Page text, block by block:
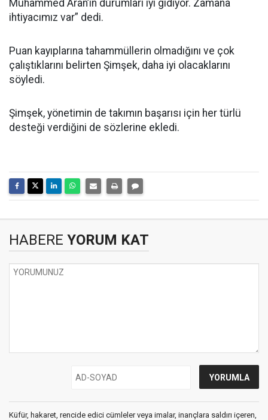
Muhammed Aran’ın durumları iyi gidiyor. Zamana
ihtiyacımız var” dedi.
Puan kayıplarına tahammüllerin olmadığını ve çok
çalıştıklarını belirten Şimşek, daha iyi olacaklarını
söyledi.
Şimşek, yönetimin de takımın başarısı için her türlü
desteği verdiğini de sözlerine ekledi.
HABERE YORUM KAT
Küfür, hakaret, rencide edici cümleler veya imalar, inançlara saldırı içeren,